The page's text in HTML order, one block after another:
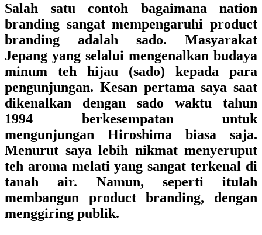
Salah satu contoh bagaimana nation
branding sangat mempengaruhi product
branding adalah sado. Masyarakat
Jepang yang selalui mengenalkan budaya
minum teh hijau (sado) kepada para
pengunjungan. Kesan pertama saya saat
dikenalkan dengan sado waktu tahun
1994 berkesempatan untuk
mengunjungan Hiroshima biasa saja.
Menurut saya lebih nikmat menyeruput
teh aroma melati yang sangat terkenal di
tanah air. Namun, seperti itulah
membangun product branding, dengan
menggiring publik.